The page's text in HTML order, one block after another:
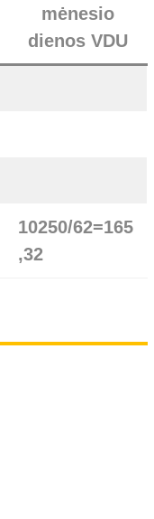
mėnesio
dienos VDU
10250/62=165
,32